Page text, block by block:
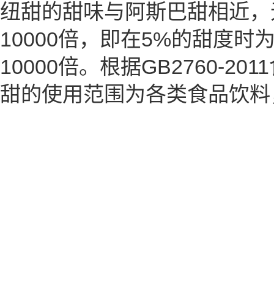
纽甜的甜味与阿斯巴甜相近
10000倍，即在5%的甜度时
10000倍。根据GB2760-
甜的使用范围为各类食品饮